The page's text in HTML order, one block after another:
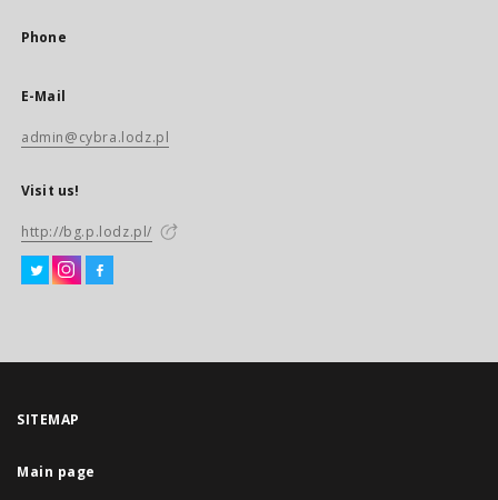
Phone
E-Mail
admin@cybra.lodz.pl
Visit us!
http://bg.p.lodz.pl/
SITEMAP
Main page